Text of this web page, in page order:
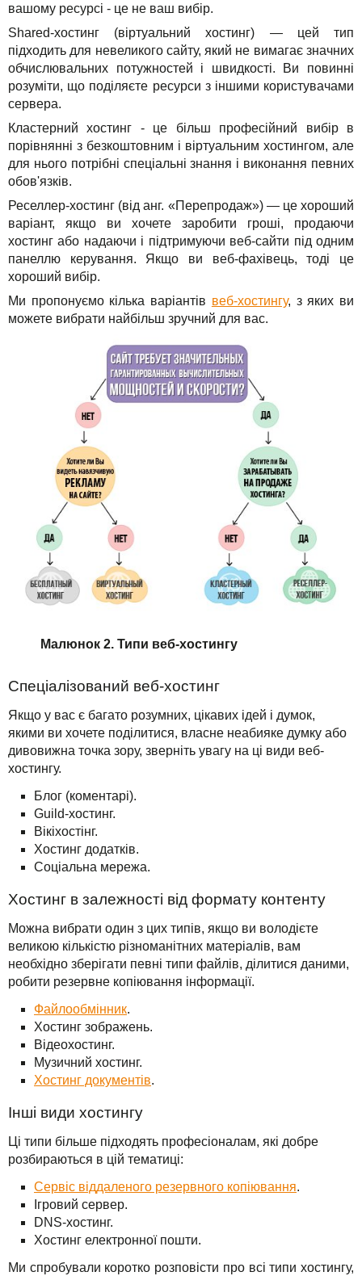
вашому ресурсі - це не ваш вибір.
Shared-хостинг (віртуальний хостинг) — цей тип
підходить для невеликого сайту, який не вимагає значних
обчислювальних потужностей і швидкості. Ви повинні
розуміти, що поділяєте ресурси з іншими користувачами
сервера.
Кластерний хостинг - це більш професійний вибір в
порівнянні з безкоштовним і віртуальним хостингом, але
для нього потрібні спеціальні знання і виконання певних
обов'язків.
Реселлер-хостинг (від анг. «Перепродаж») — це хороший
варіант, якщо ви хочете заробити гроші, продаючи
хостинг або надаючи і підтримуючи веб-сайти під одним
панеллю керування. Якщо ви веб-фахівець, тоді це
хороший вибір.
Ми пропонуємо кілька варіантів веб-хостингу, з яких ви
можете вибрати найбільш зручний для вас.
Малюнок 2. Типи веб-хостингу
Спеціалізований веб-хостинг
Якщо у вас є багато розумних, цікавих ідей і думок,
якими ви хочете поділитися, власне неабияке думку або
дивовижна точка зору, зверніть увагу на ці види веб-
хостингу.
Блог (коментарі).
Guild-хостинг.
Вікіхостінг.
Хостинг додатків.
Соціальна мережа.
Хостинг в залежності від формату контенту
Можна вибрати один з цих типів, якщо ви володієте
великою кількістю різноманітних матеріалів, вам
необхідно зберігати певні типи файлів, ділитися даними,
робити резервне копіювання інформації.
Файлообмінник.
Хостинг зображень.
Відеохостинг.
Музичний хостинг.
Хостинг документів.
Інші види хостингу
Ці типи більше підходять професіоналам, які добре
розбираються в цій тематиці:
Сервіс віддаленого резервного копіювання.
Ігровий сервер.
DNS-хостинг.
Хостинг електронної пошти.
Ми спробували коротко розповісти про всі типи хостингу,